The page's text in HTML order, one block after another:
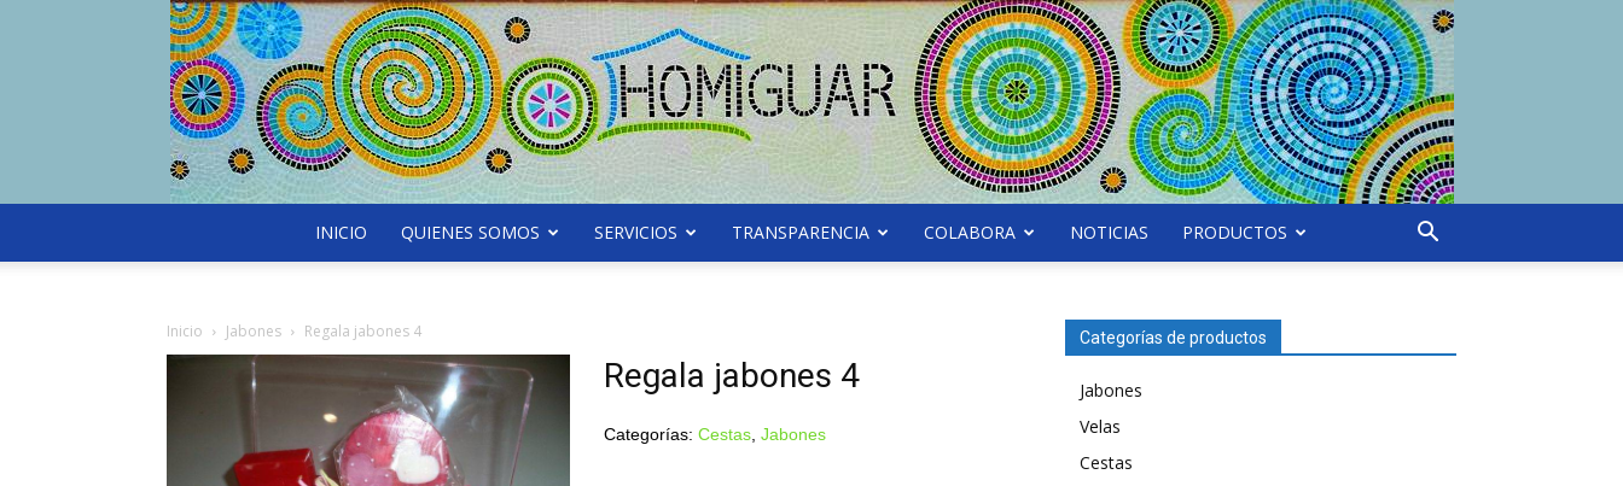
Homiguar
INICIO QUIENES SOMOS SERVICIOS TRANSPARENCIA COLABORA NOTICIAS PRODUCTOS
Inicio Jabones Regala jabones 4
Regala jabones 4
Categorías: Cestas, Jabones
Categorías de productos
Jabones
Velas
Cestas